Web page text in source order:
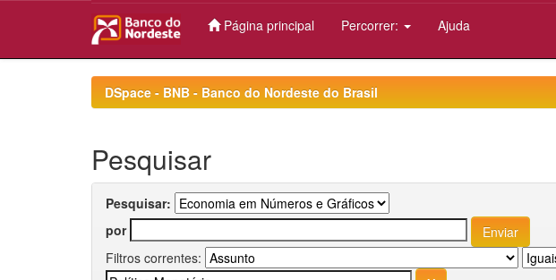
Página principal Percorrer: Ajuda
DSpace - BNB - Banco do Nordeste do Brasil
Pesquisar
Pesquisar:
por
Filtros correntes: